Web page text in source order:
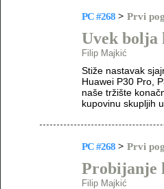
PC #268 > Prvi
Uvek bolja
Filip Majkić
Stiže nastavak
Huawei P30 Pro,
naše tržište
kupovinu skupljih
PC #268 > Prvi
Probijanje
Filip Majkić